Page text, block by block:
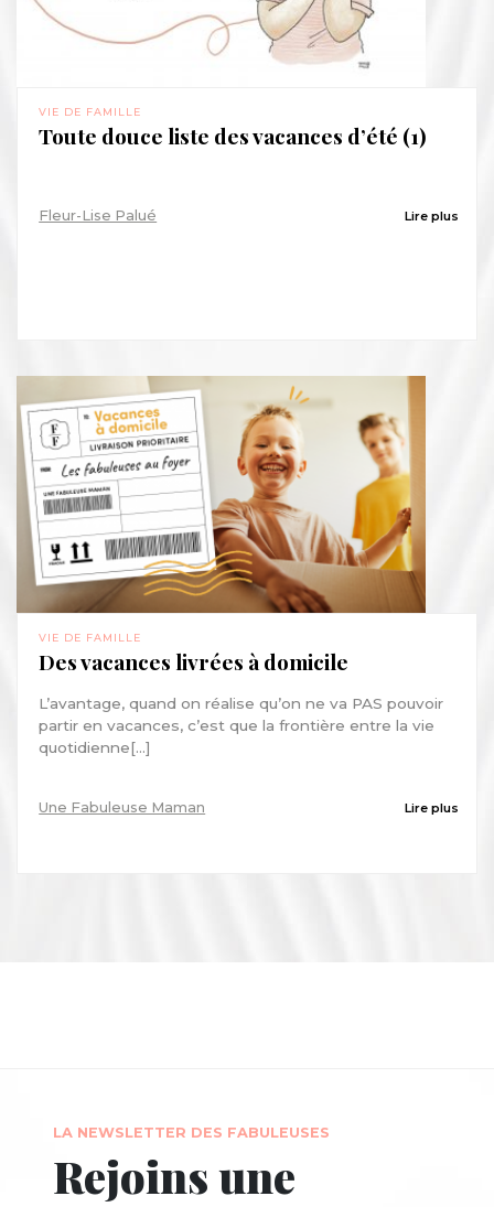
VIE DE FAMILLE
Toute douce liste des vacances d’été (1)
Fleur-Lise Palué Lire plus
VIE DE FAMILLE
Des vacances livrées à domicile
L’avantage, quand on réalise qu’on ne va PAS pouvoir
partir en vacances, c’est que la frontière entre la vie
quotidienne[...]
Une Fabuleuse Maman Lire plus
LA NEWSLETTER DES FABULEUSES
Rejoins une